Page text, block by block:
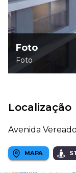
Foto
Foto
Localização
Avenida
MAPA